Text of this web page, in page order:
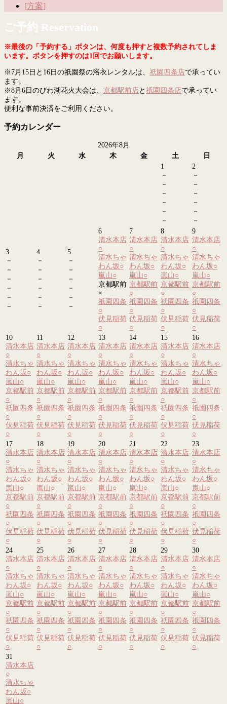
[方案]
ご予約 Reservation
※最後の「予約する」ボタンは、何度も押すと複数予約されてしま
います。ボタンを押すのは1回でお願いします。
※7月15日と16日の祇園祭の浴衣レンタルは、 祇園四条店で承ってい
ます。
※8月6日のびわ湖花火大会は、 京都駅前店 と 祇園四条店で承ってい
ます。
便利な事前決済をご利用ください。
予約カレンダー
2026年8月
月
火 水 木 金 土
日
1
－
－
－
－
－
－
2
－
－
－
－
－
－
3
－
－
－
－
－
－
4
－
－
－
－
－
－
5
－
－
－
－
－
－
6
清水本店
○
清水ちゃ
わん坂○
嵐山○
京都駅前
×
祇園四条
○
伏見稲荷
○
7
清水本店
○
清水ちゃ
わん坂○
嵐山○
京都駅前
○
祇園四条
○
伏見稲荷
○
8
清水本店
○
清水ちゃ
わん坂○
嵐山○
京都駅前
○
祇園四条
○
伏見稲荷
○
9
清水本店
○
清水ちゃ
わん坂○
嵐山○
京都駅前
○
祇園四条
○
伏見稲荷
○
10
清水本店
○
清水ちゃ
わん坂○
嵐山○
京都駅前
○
祇園四条
○
伏見稲荷
○
11
清水本店
○
清水ちゃ
わん坂○
嵐山○
京都駅前
○
祇園四条
○
伏見稲荷
○
12
清水本店
○
清水ちゃ
わん坂○
嵐山○
京都駅前
○
祇園四条
○
伏見稲荷
○
13
清水本店
○
清水ちゃ
わん坂○
嵐山○
京都駅前
○
祇園四条
○
伏見稲荷
○
14
清水本店
○
清水ちゃ
わん坂○
嵐山○
京都駅前
○
祇園四条
○
伏見稲荷
○
15
清水本店
○
清水ちゃ
わん坂○
嵐山○
京都駅前
○
祇園四条
○
伏見稲荷
○
16
清水本店
○
清水ちゃ
わん坂○
嵐山○
京都駅前
○
祇園四条
○
伏見稲荷
○
17
清水本店
○
清水ちゃ
わん坂○
嵐山○
京都駅前
○
祇園四条
○
伏見稲荷
○
18
清水本店
○
清水ちゃ
わん坂○
嵐山○
京都駅前
○
祇園四条
○
伏見稲荷
○
19
清水本店
○
清水ちゃ
わん坂○
嵐山○
京都駅前
○
祇園四条
○
伏見稲荷
○
20
清水本店
○
清水ちゃ
わん坂○
嵐山○
京都駅前
○
祇園四条
○
伏見稲荷
○
21
清水本店
○
清水ちゃ
わん坂○
嵐山○
京都駅前
○
祇園四条
○
伏見稲荷
○
22
清水本店
○
清水ちゃ
わん坂○
嵐山○
京都駅前
○
祇園四条
○
伏見稲荷
○
23
清水本店
○
清水ちゃ
わん坂○
嵐山○
京都駅前
○
祇園四条
○
伏見稲荷
○
24
清水本店
○
清水ちゃ
わん坂○
嵐山○
京都駅前
○
祇園四条
○
伏見稲荷
○
25
清水本店
○
清水ちゃ
わん坂○
嵐山○
京都駅前
○
祇園四条
○
伏見稲荷
○
26
清水本店
○
清水ちゃ
わん坂○
嵐山○
京都駅前
○
祇園四条
○
伏見稲荷
○
27
清水本店
○
清水ちゃ
わん坂○
嵐山○
京都駅前
○
祇園四条
○
伏見稲荷
○
28
清水本店
○
清水ちゃ
わん坂○
嵐山○
京都駅前
○
祇園四条
○
伏見稲荷
○
29
清水本店
○
清水ちゃ
わん坂○
嵐山○
京都駅前
○
祇園四条
○
伏見稲荷
○
30
清水本店
○
清水ちゃ
わん坂○
嵐山○
京都駅前
○
祇園四条
○
伏見稲荷
○
31
清水本店
○
清水ちゃ
わん坂○
嵐山○